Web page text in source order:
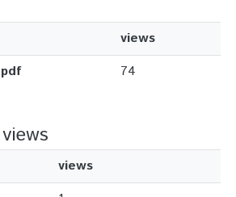
views
74
views